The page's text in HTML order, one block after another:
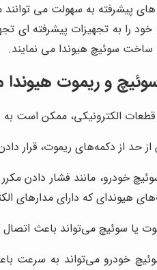
های پیشرفته به سهولت می
را به تجهیزات پیشرفته ای
ساخت سوئیچ هیوندا می نمایند.
و ریموت
الکترونیکی، ممکن است به
از حد از دکمه‌های ریموت، قرار
خودرو، مانند فشار دادن
هیوندای که دارای مدارهای
یا سوئیچ می‌تواند باعث
خودرو می‌تواند به سرعت